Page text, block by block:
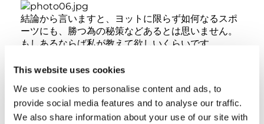
This website uses cookies
We use cookies to personalise content and ads, to
provide social media features and to analyse our traffic.
We also share information about your use of our site with
結論から言いますと、ヨットに限らず如何なるスポ
ーツにも、勝つ為の秘策などあるとは思いません。
もしあるならば私が教えて欲しいくらいです。
です。
相手が弱ければいつでも勝てます。それよりも、勝
とう勝とうと思うほど、心身が硬直して冷静な判断
や行動ができなくなり、折角磨き上げた実力の発揮